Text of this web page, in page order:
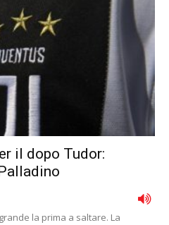
il dopo Tudor:
la prima a saltare. La